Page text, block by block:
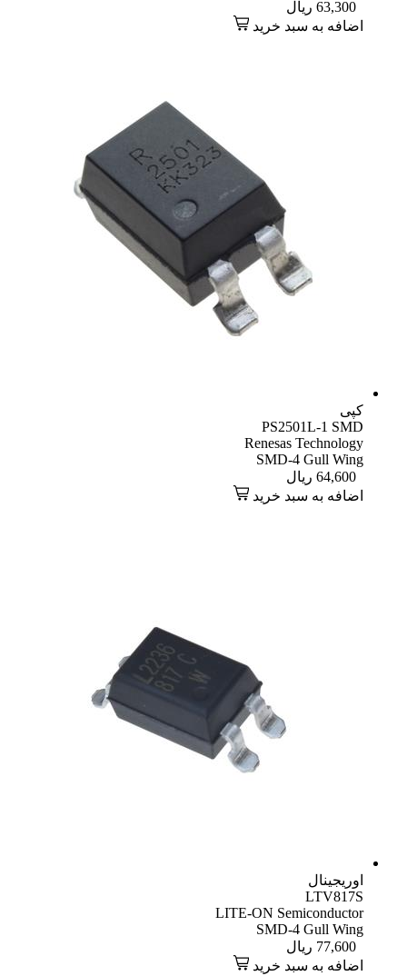
63,300 ریال
اضافه به سبد خرید
کپی
PS2501L-1 SMD
Renesas Technology
SMD-4 Gull Wing
64,600 ریال
اضافه به سبد خرید
اوریجینال
LTV817S
LITE-ON Semiconductor
SMD-4 Gull Wing
77,600 ریال
اضافه به سبد خرید